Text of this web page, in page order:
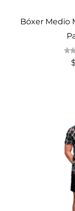
Bóxer Medio